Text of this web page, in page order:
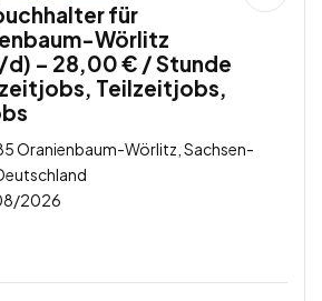
für
Wörlitz
– 28,00 € / Stunde
Teilzeitjobs,
Oranienbaum-Wörlitz, Sachsen-
2026